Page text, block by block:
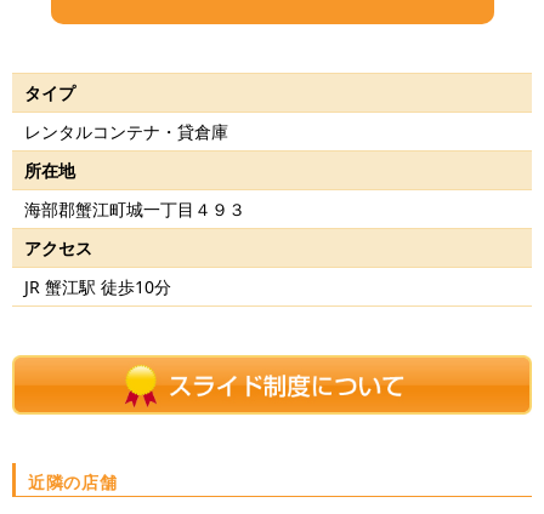
タイプ
レンタルコンテナ・貸倉庫
所在地
海部郡蟹江町城一丁目４９３
アクセス
JR 蟹江駅 徒歩10分
近隣の店舗